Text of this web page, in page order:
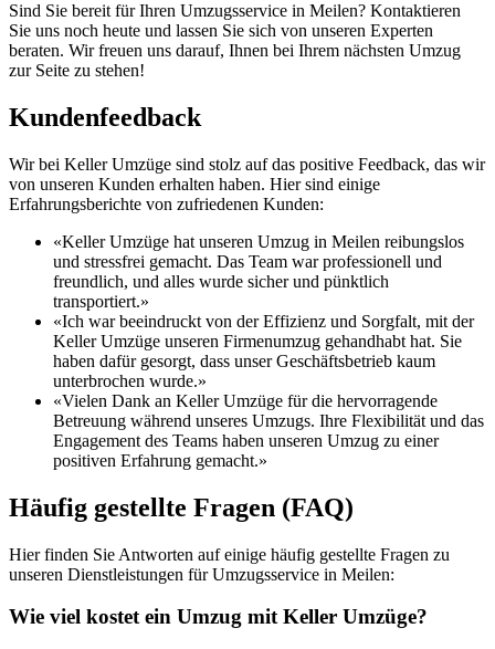
Sind Sie bereit für Ihren Umzugsservice in Meilen? Kontaktieren
Sie uns noch heute und lassen Sie sich von unseren Experten
beraten. Wir freuen uns darauf, Ihnen bei Ihrem nächsten Umzug
zur Seite zu stehen!
Kundenfeedback
Wir bei Keller Umzüge sind stolz auf das positive Feedback, das wir
von unseren Kunden erhalten haben. Hier sind einige
Erfahrungsberichte von zufriedenen Kunden:
«Keller Umzüge hat unseren Umzug in Meilen reibungslos
und stressfrei gemacht. Das Team war professionell und
freundlich, und alles wurde sicher und pünktlich
transportiert.»
«Ich war beeindruckt von der Effizienz und Sorgfalt, mit der
Keller Umzüge unseren Firmenumzug gehandhabt hat. Sie
haben dafür gesorgt, dass unser Geschäftsbetrieb kaum
unterbrochen wurde.»
«Vielen Dank an Keller Umzüge für die hervorragende
Betreuung während unseres Umzugs. Ihre Flexibilität und das
Engagement des Teams haben unseren Umzug zu einer
positiven Erfahrung gemacht.»
Häufig gestellte Fragen (FAQ)
Hier finden Sie Antworten auf einige häufig gestellte Fragen zu
unseren Dienstleistungen für Umzugsservice in Meilen:
Wie viel kostet ein Umzug mit Keller Umzüge?